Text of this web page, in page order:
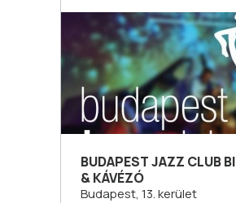
BUDAPEST JAZZ CLUB
& KÁVÉZÓ
Budapest, 13. kerület